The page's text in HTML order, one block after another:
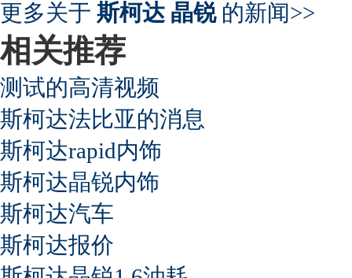
更多关于 斯柯达 晶锐的新闻>>
相关推荐
测试的高清视频
斯柯达法比亚的消息
斯柯达rapid内饰
斯柯达晶锐内饰
斯柯达汽车
斯柯达报价